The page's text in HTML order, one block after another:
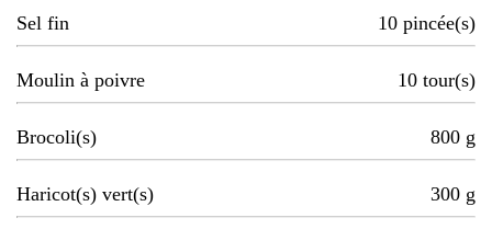
Sel fin 10 pincée(s)
Moulin à poivre 10 tour(s)
Brocoli(s) 800 g
Haricot(s) vert(s) 300 g